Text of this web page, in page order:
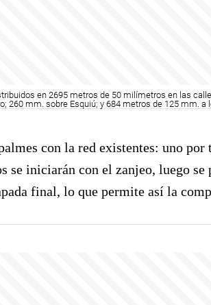
en 2695 metros de 50 milímetros en las
260 mm. sobre Esquiú; y 684 metros de 125 mm. a
con la red existentes: uno
iniciarán con el zanjeo, luego se
final, lo que permite así la